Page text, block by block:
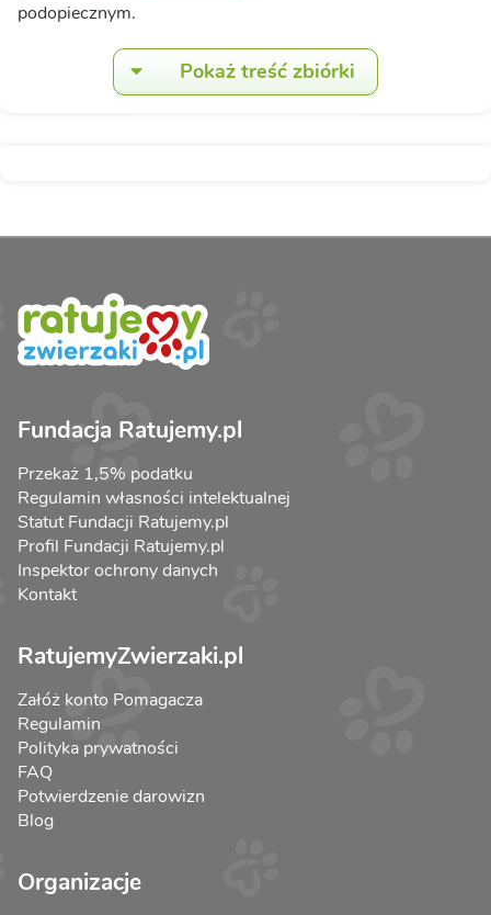
podopiecznym.
Pokaż treść zbiórki
Fundacja Ratujemy.pl
Przekaż 1,5% podatku
Regulamin własności intelektualnej
Statut Fundacji Ratujemy.pl
Profil Fundacji Ratujemy.pl
Inspektor ochrony danych
Kontakt
RatujemyZwierzaki.pl
Załóż konto Pomagacza
Regulamin
Polityka prywatności
FAQ
Potwierdzenie darowizn
Blog
Organizacje